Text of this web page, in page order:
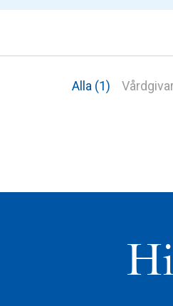
Alla (1)